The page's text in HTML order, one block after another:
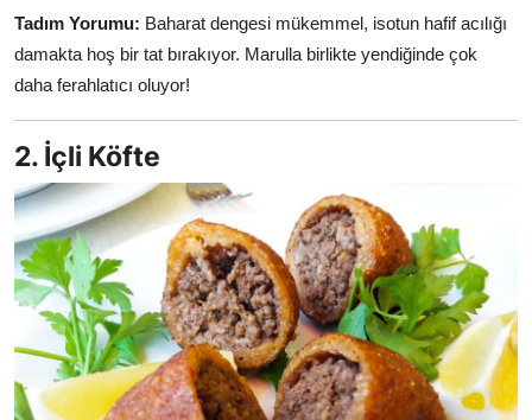
Tadım Yorumu: Baharat dengesi mükemmel, isotun hafif acılığı
damakta hoş bir tat bırakıyor. Marulla birlikte yendiğinde çok
daha ferahlatıcı oluyor!
2. İçli Köfte